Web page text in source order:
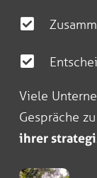
Viele
Gespräche
ihrer